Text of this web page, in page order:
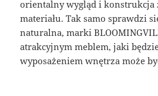
orientalny wygląd i konstrukcja
materiału. Tak samo sprawdzi
naturalna, marki
atrakcyjnym meblem, jaki
wyposażeniem wnętrza może